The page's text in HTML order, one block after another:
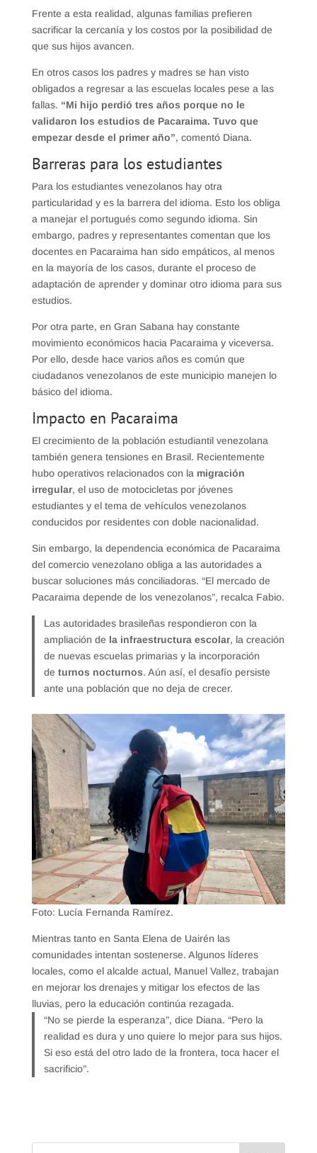
Frente a esta realidad, algunas familias prefieren
sacrificar la cercanía y los costos por la posibilidad de
que sus hijos avancen.
En otros casos los padres y madres se han visto
obligados a regresar a las escuelas locales pese a las
fallas. “Mi hijo perdió tres años porque no le
validaron los estudios de Pacaraima. Tuvo que
empezar desde el primer año”, comentó Diana.
Barreras para los estudiantes
Para los estudiantes venezolanos hay otra
particularidad y es la barrera del idioma. Esto los obliga
a manejar el portugués como segundo idioma. Sin
embargo, padres y representantes comentan que los
docentes en Pacaraima han sido empáticos, al menos
en la mayoría de los casos, durante el proceso de
adaptación de aprender y dominar otro idioma para sus
estudios.
Por otra parte, en Gran Sabana hay constante
movimiento económicos hacia Pacaraima y viceversa.
Por ello, desde hace varios años es común que
ciudadanos venezolanos de este municipio manejen lo
básico del idioma.
Impacto en Pacaraima
El crecimiento de la población estudiantil venezolana
también genera tensiones en Brasil. Recientemente
hubo operativos relacionados con la migración
irregular, el uso de motocicletas por jóvenes
estudiantes y el tema de vehículos venezolanos
conducidos por residentes con doble nacionalidad.
Sin embargo, la dependencia económica de Pacaraima
del comercio venezolano obliga a las autoridades a
buscar soluciones más conciliadoras. “El mercado de
Pacaraima depende de los venezolanos”, recalca Fabio.
Las autoridades brasileñas respondieron con la
ampliación de la infraestructura escolar, la creación
de nuevas escuelas primarias y la incorporación
de turnos nocturnos. Aún así, el desafío persiste
ante una población que no deja de crecer.
Foto: Lucía Fernanda Ramírez.
Mientras tanto en Santa Elena de Uairén las
comunidades intentan sostenerse. Algunos líderes
locales, como el alcalde actual, Manuel Vallez, trabajan
en mejorar los drenajes y mitigar los efectos de las
lluvias, pero la educación continúa rezagada.
“No se pierde la esperanza”, dice Diana. “Pero la
realidad es dura y uno quiere lo mejor para sus hijos.
Si eso está del otro lado de la frontera, toca hacer el
sacrificio”.